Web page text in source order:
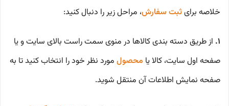
خلاصه برایثبت سفارش، مراحل زیر را دنبال کنید:
1. از طریق دسته بندی کالاها در منوی سمت راست بالای سایت و یا
صفحه اول سایت، کالا یا محصول مورد نظر خود را انتخاب کنید تا به
صفحه نمایش اطلاعات آن منتقل شوید.